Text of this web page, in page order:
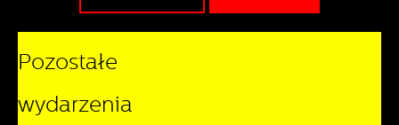
Pozostałe
wydarzenia